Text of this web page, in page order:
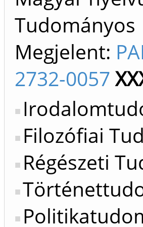
Tudományos
Megjelent:
2732-0057
Filozófiai
Régészeti